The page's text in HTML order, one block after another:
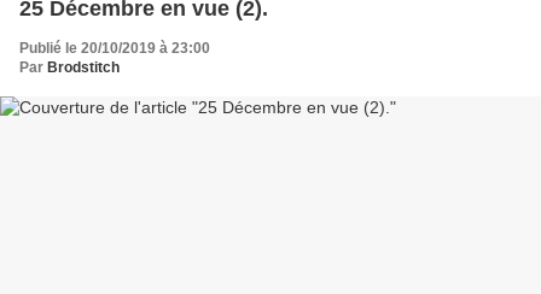
25 Décembre en vue (2).
Publié le 20/10/2019 à 23:00
Par Brodstitch